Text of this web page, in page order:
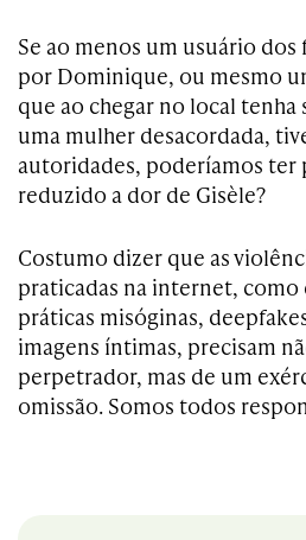
Se ao menos um usuário
por Dominique, ou mesmo
que ao chegar no local tenha
uma mulher desacordada,
autoridades, poderíamos ter
reduzido a dor de Gisèle?
Costumo dizer que as
praticadas na internet,
práticas misóginas,
imagens íntimas, precisam
perpetrador, mas de um
omissão. Somos todos